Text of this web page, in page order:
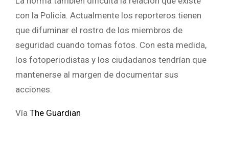
con la Policía. Actualmente los reporteros tienen
que difuminar el rostro de los miembros de
seguridad cuando tomas fotos. Con esta medida,
los fotoperiodistas y los ciudadanos tendrían que
mantenerse al margen de documentar sus
acciones.
Vía The Guardian